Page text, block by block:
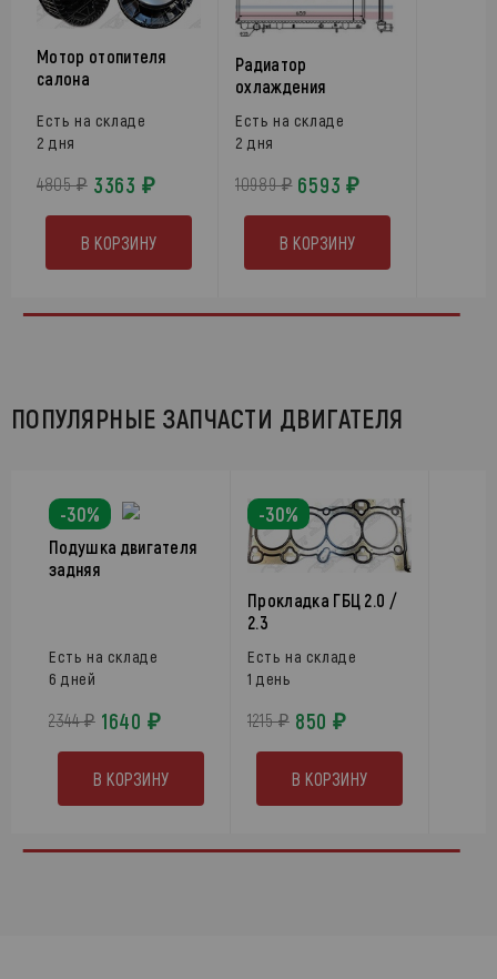
Мотор отопителя
салона
Есть на складе
2 дня
4805 ₽ 3363 ₽
В КОРЗИНУ
Радиатор
охлаждения
Есть на складе
2 дня
10989 ₽ 6593 ₽
В КОРЗИНУ
ПОПУЛЯРНЫЕ ЗАПЧАСТИ ДВИГАТЕЛЯ
-30%
Подушка двигателя
задняя
Есть на складе
6 дней
2344 ₽ 1640 ₽
В КОРЗИНУ
-30%
Прокладка ГБЦ 2.0 /
2.3
Есть на складе
1 день
1215 ₽ 850 ₽
В КОРЗИНУ